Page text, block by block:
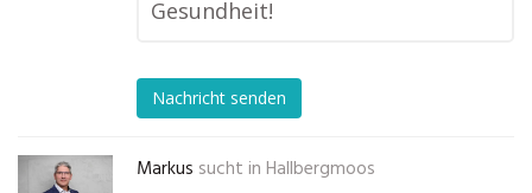
Gesundheit!
Nachricht senden
Markus sucht in Hallbergmoos